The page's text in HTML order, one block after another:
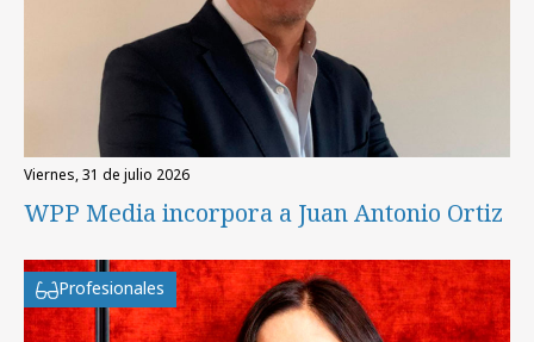
viernes, 31 de julio 2026
WPP Media incorpora a Juan Antonio Ortiz
Profesionales